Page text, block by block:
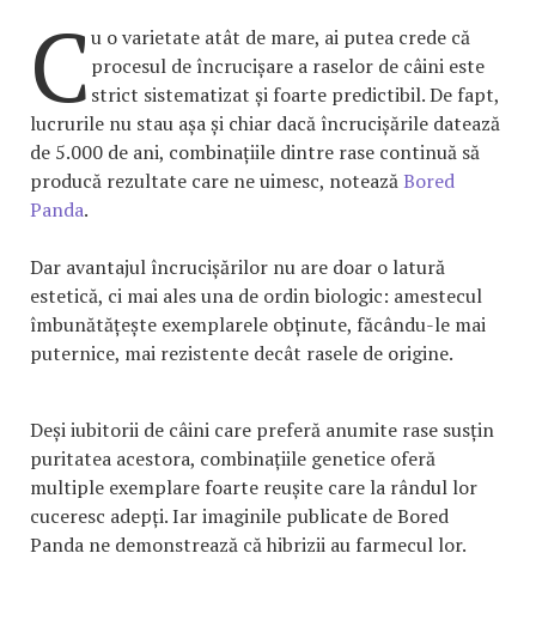
Cu o varietate atât de mare, ai putea crede că
procesul de încrucișare a raselor de câini este
strict sistematizat și foarte predictibil. De fapt,
lucrurile nu stau așa și chiar dacă încrucișările datează
de 5.000 de ani, combinațiile dintre rase continuă să
producă rezultate care ne uimesc, noteazăBored
Panda.
Dar avantajul încrucișărilor nu are doar o latură
estetică, ci mai ales una de ordin biologic: amestecul
îmbunătățește exemplarele obținute, făcându-le mai
puternice, mai rezistente decât rasele de origine.
Deși iubitorii de câini care preferă anumite rase susțin
puritatea acestora, combinațiile genetice oferă
multiple exemplare foarte reușite care la rândul lor
cuceresc adepți. Iar imaginile publicate de Bored
Panda ne demonstrează că hibrizii au farmecul lor.